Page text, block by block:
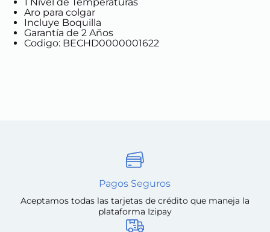
1 Nivel de Temperaturas
Aro para colgar
Incluye Boquilla
Garantía de 2 Años
Codigo: BECHD0000001622
Pagos Seguros
Aceptamos todas las tarjetas de crédito que maneja la
plataforma Izipay